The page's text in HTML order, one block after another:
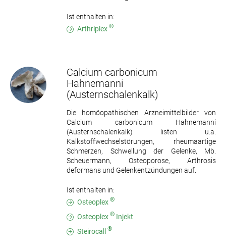
Ist enthalten in:
Arthriplex ®
Calcium carbonicum
Hahnemanni
(Austernschalenkalk)
Die homöopathischen Arzneimittelbilder von
Calcium carbonicum Hahnemanni
(Austernschalenkalk) listen u.a.
Kalkstoffwechselstörungen, rheumaartige
Schmerzen, Schwellung der Gelenke, Mb.
Scheuermann, Osteoporose, Arthrosis
deformans und Gelenkentzündungen auf.
Ist enthalten in:
Osteoplex ®
Osteoplex ® Injekt
Steirocall ®